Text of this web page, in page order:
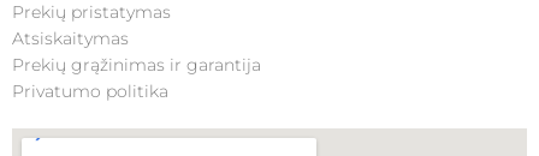
Prekių pristatymas
Atsiskaitymas
Prekių grąžinimas ir garantija
Privatumo politika